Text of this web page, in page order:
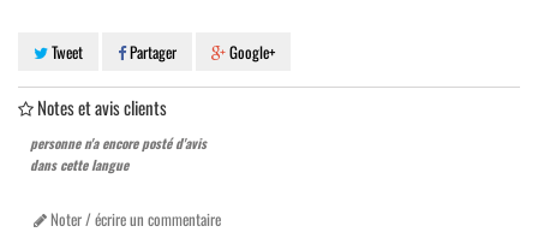
Tweet Partager Google+
Notes et avis clients
personne n'a encore posté d'avis
dans cette langue
Noter / écrire un commentaire